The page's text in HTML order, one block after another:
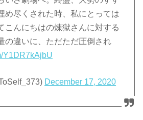
め尽くされた時、私にとっては
こんにちはの煉獄さんに対する
の違いに、ただただ圧倒され
Y1DR7kAjbU
December 17, 2020